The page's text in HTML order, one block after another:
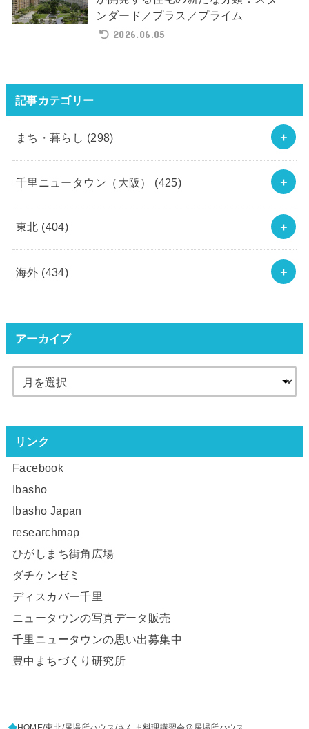
ンダード／プラス／プライム
2026.06.05
記事カテゴリー
まち・暮らし (298)
千里ニュータウン（大阪） (425)
東北 (404)
海外 (434)
アーカイブ
リンク
Facebook
Ibasho
Ibasho Japan
researchmap
ひがしまち街角広場
ダチケンゼミ
ディスカバー千里
ニュータウンの写真データ販売
千里ニュータウンの思い出募集中
豊中まちづくり研究所
HOME 東北 居場所ハウス さんま料理講習会@居場所ハウス